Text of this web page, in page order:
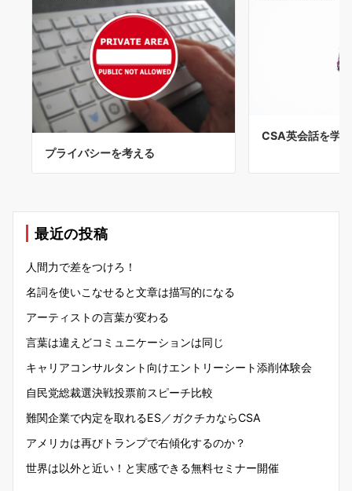
プライバシーを考える
CSA英会話を学
最近の投稿
人間力で差をつけろ！
名詞を使いこなせると文章は描写的になる
アーティストの言葉が変わる
言葉は違えどコミュニケーションは同じ
キャリアコンサルタント向けエントリーシート添削体験会
自民党総裁選決戦投票前スピーチ比較
難関企業で内定を取れるES／ガクチカならCSA
アメリカは再びトランプで右傾化するのか？
世界は以外と近い！と実感できる無料セミナー開催